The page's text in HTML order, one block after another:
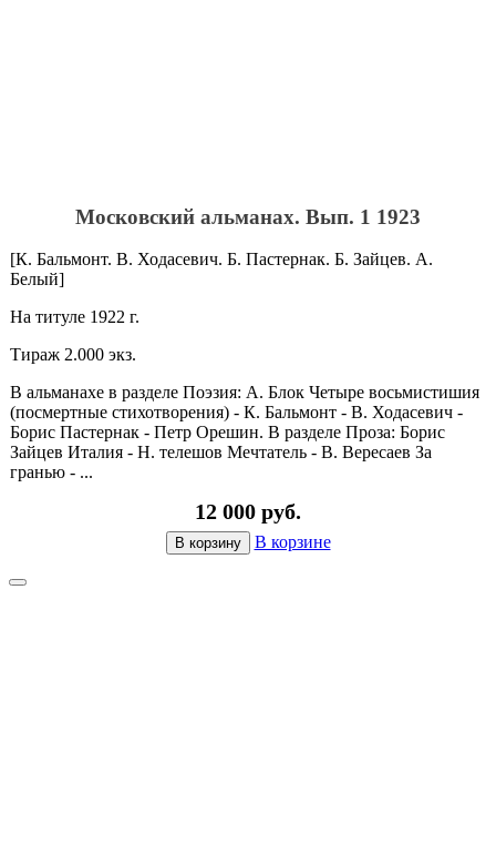
Московский альманах. Вып. 1 1923
[К. Бальмонт. В. Ходасевич. Б. Пастернак. Б. Зайцев. А.
Белый]
На титуле 1922 г.
Тираж 2.000 экз.
В альманахе в разделе Поэзия: А. Блок Четыре восьмистишия
(посмертные стихотворения) - К. Бальмонт - В. Ходасевич -
Борис Пастернак - Петр Орешин. В разделе Проза: Борис
Зайцев Италия - Н. телешов Мечтатель - В. Вересаев За
гранью - ...
12 000 руб.
В корзину В корзине